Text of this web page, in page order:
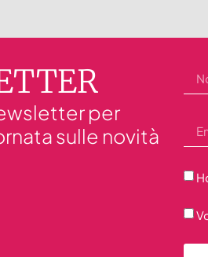
per
sulle novità